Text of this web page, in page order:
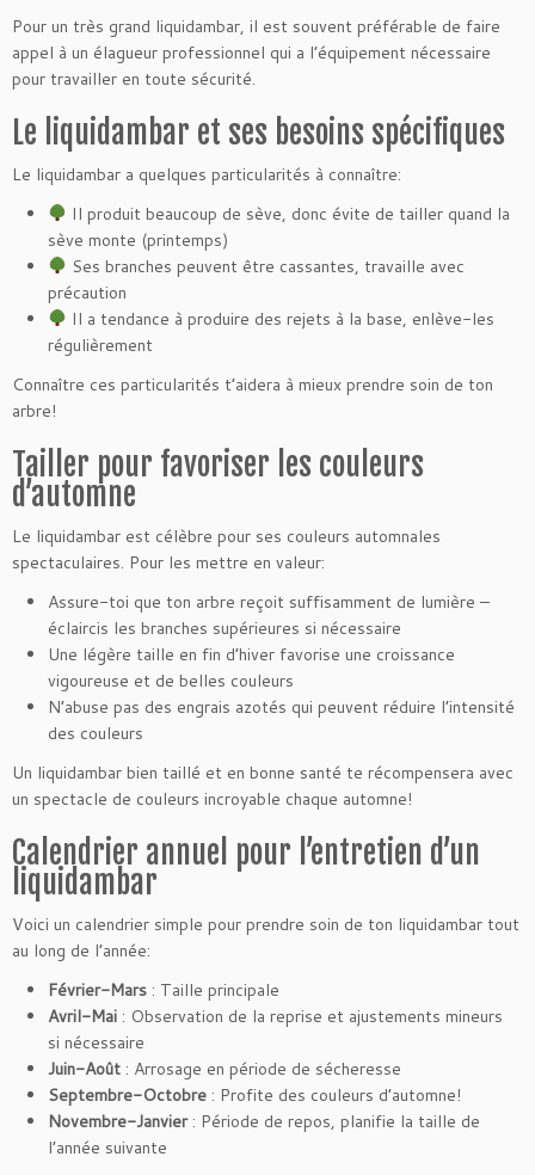
Pour un très grand liquidambar, il est souvent préférable de faire
appel à un élagueur professionnel qui a l’équipement nécessaire
pour travailler en toute sécurité.
Le liquidambar et ses besoins spécifiques
Le liquidambar a quelques particularités à connaître:
Il produit beaucoup de sève, donc évite de tailler quand la
sève monte (printemps)
Ses branches peuvent être cassantes, travaille avec
précaution
Il a tendance à produire des rejets à la base, enlève-les
régulièrement
Connaître ces particularités t’aidera à mieux prendre soin de ton
arbre!
Tailler pour favoriser les couleurs
d’automne
Le liquidambar est célèbre pour ses couleurs automnales
spectaculaires. Pour les mettre en valeur:
Assure-toi que ton arbre reçoit suffisamment de lumière –
éclaircis les branches supérieures si nécessaire
Une légère taille en fin d’hiver favorise une croissance
vigoureuse et de belles couleurs
N’abuse pas des engrais azotés qui peuvent réduire l’intensité
des couleurs
Un liquidambar bien taillé et en bonne santé te récompensera avec
un spectacle de couleurs incroyable chaque automne!
Calendrier annuel pour l’entretien d’un
liquidambar
Voici un calendrier simple pour prendre soin de ton liquidambar tout
au long de l’année:
Février-Mars : Taille principale
Avril-Mai : Observation de la reprise et ajustements mineurs
si nécessaire
Juin-Août : Arrosage en période de sécheresse
Septembre-Octobre : Profite des couleurs d’automne!
Novembre-Janvier: Période de repos, planifie la taille de
l’année suivante